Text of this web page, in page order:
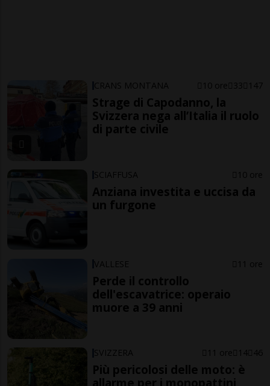
CRANS MONTANA 10 ore 33 147
Strage di Capodanno, la
Svizzera nega all’Italia il ruolo
di parte civile
SCIAFFUSA 10 ore
Anziana investita e uccisa da
un furgone
VALLESE 11 ore
Perde il controllo
dell'escavatrice: operaio
muore a 39 anni
SVIZZERA 11 ore 14 46
Più pericolosi delle moto: è